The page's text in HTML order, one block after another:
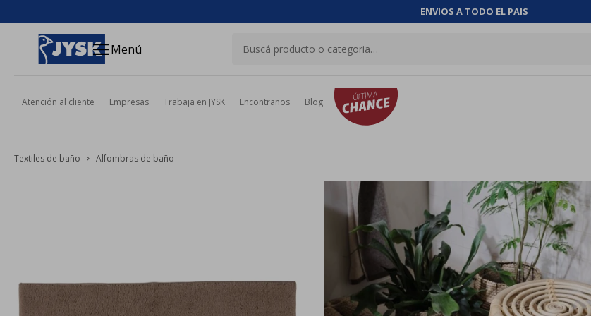
ENVIOS A TODO EL PAIS
menuMenú
Atención al cliente Empresas Trabaja en JYSK Encontranos Blog
Textiles de baño Alfombras de baño
close